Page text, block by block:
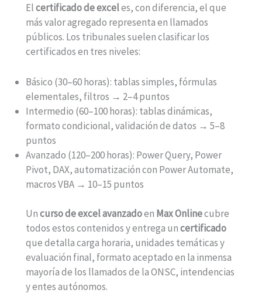
Elcertificado de exceles, con diferencia, el que
más valor agregado representa en llamados
públicos. Los tribunales suelen clasificar los
certificados en tres niveles:
Básico (30–60 horas): tablas simples, fórmulas
elementales, filtros → 2–4 puntos
Intermedio (60–100 horas): tablas dinámicas,
formato condicional, validación de datos → 5–8
puntos
Avanzado (120–200 horas): Power Query, Power
Pivot, DAX, automatización con Power Automate,
macros VBA → 10–15 puntos
Uncurso de excel avanzadoen Max Onlinecubre
todos estos contenidos y entrega uncertificado
que detalla carga horaria, unidades temáticas y
evaluación final, formato aceptado en la inmensa
mayoría de los llamados de la ONSC, intendencias
y entes autónomos.